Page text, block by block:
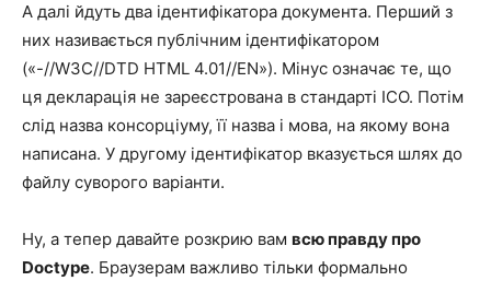
А далі йдуть два ідентифікатора документа. Перший з
них називається публічним ідентифікатором
(«-//W3C//DTD HTML 4.01//EN»). Мінус означає те, що
ця декларація не зареєстрована в стандарті ІСО. Потім
слід назва консорціуму, її назва і мова, на якому вона
написана. У другому ідентифікатор вказується шлях до
файлу суворого варіанти.
Ну, а тепер давайте розкрию вам всю правду про
Doctype. Браузерам важливо тільки формально